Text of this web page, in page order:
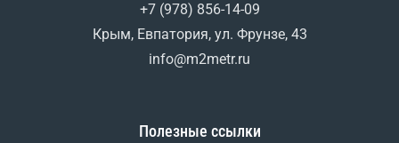
+7 (978) 856-14-09
Крым, Евпатория, ул. Фрунзе, 43
info@m2metr.ru
Полезные ссылки